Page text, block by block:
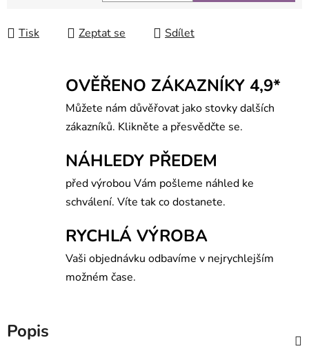
Tisk Zeptat se Sdílet
OVĚŘENO ZÁKAZNÍKY 4,9*
Můžete nám důvěřovat jako stovky dalších
zákazníků. Klikněte a přesvědčte se.
NÁHLEDY PŘEDEM
před výrobou Vám pošleme náhled ke
schválení. Víte tak co dostanete.
RYCHLÁ VÝROBA
Vaši objednávku odbavíme v nejrychlejším
možném čase.
Popis